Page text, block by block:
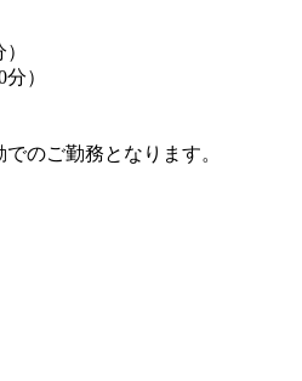
）
のご勤務となります。